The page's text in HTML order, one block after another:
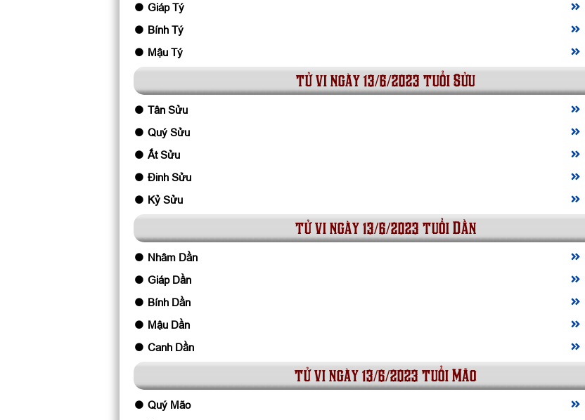
Giáp Tý
Bính Tý
Mậu Tý
tử vi ngày 13/6/2023 tuổi Sửu
Tân Sửu
Quý Sửu
Ất Sửu
Đinh Sửu
Kỷ Sửu
tử vi ngày 13/6/2023 tuổi Dần
Nhâm Dần
Giáp Dần
Bính Dần
Mậu Dần
Canh Dần
tử vi ngày 13/6/2023 tuổi Mão
Quý Mão